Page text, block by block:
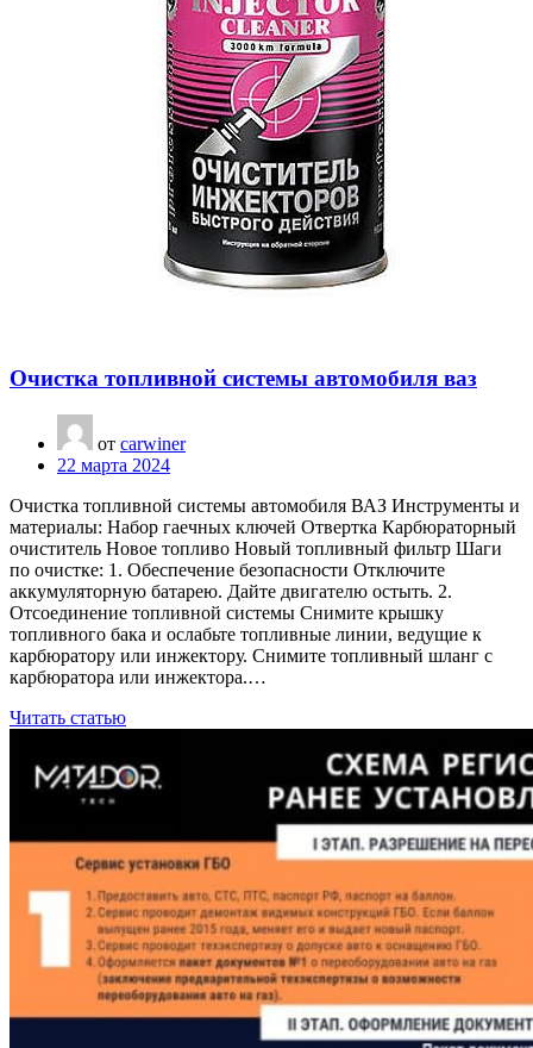
Очистка топливной системы автомобиля ваз
от carwiner
22 марта 2024
Очистка топливной системы автомобиля ВАЗ Инструменты и
материалы: Набор гаечных ключей Отвертка Карбюраторный
очиститель Новое топливо Новый топливный фильтр Шаги
по очистке: 1. Обеспечение безопасности Отключите
аккумуляторную батарею. Дайте двигателю остыть. 2.
Отсоединение топливной системы Снимите крышку
топливного бака и ослабьте топливные линии, ведущие к
карбюратору или инжектору. Снимите топливный шланг с
карбюратора или инжектора.…
Читать статью